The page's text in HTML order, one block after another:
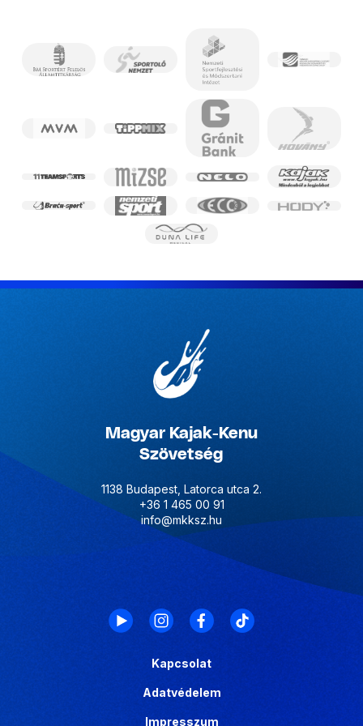
Magyar Kajak-Kenu
Szövetség
1138 Budapest, Latorca utca 2.
+36 1 465 00 91
info@mkksz.hu
Kapcsolat
Adatvédelem
Impresszum